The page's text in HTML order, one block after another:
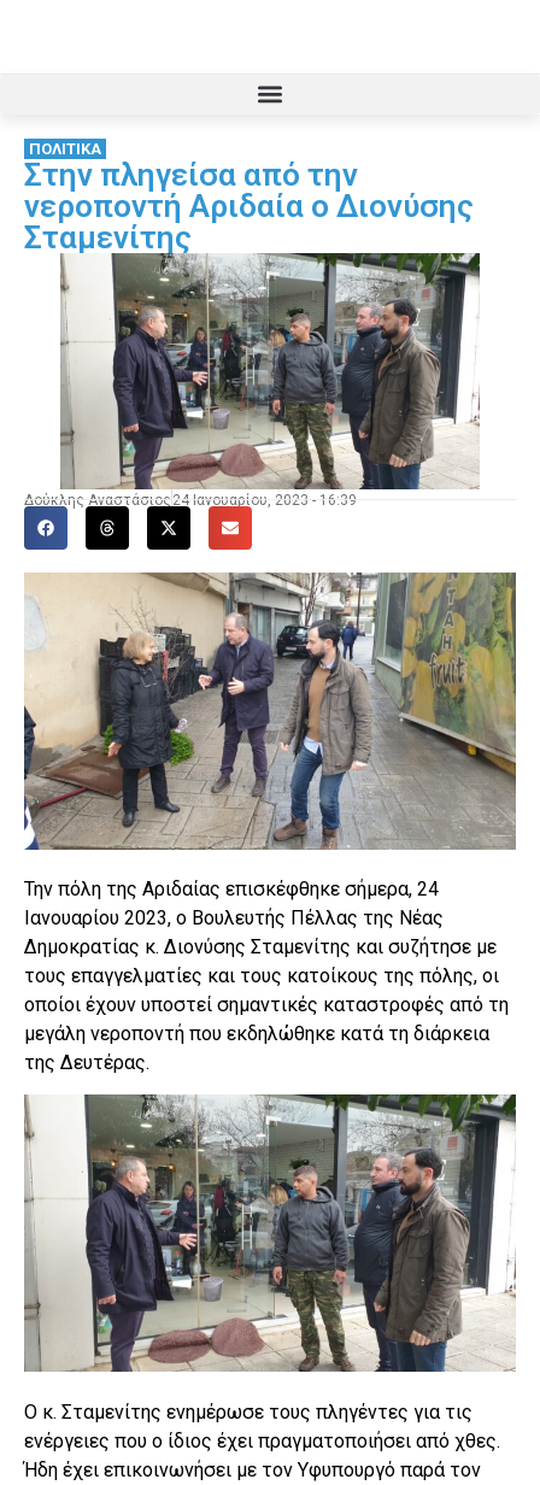
ΠΟΛΙΤΙΚΑ
Στην πληγείσα από την
νεροποντή Αριδαία ο Διονύσης
Σταμενίτης
Δούκλης Αναστάσιος 24 Ιανουαρίου, 2023 - 16:39
Την πόλη της Αριδαίας επισκέφθηκε σήμερα, 24
Ιανουαρίου 2023, ο Βουλευτής Πέλλας της Νέας
Δημοκρατίας κ. Διονύσης Σταμενίτης και συζήτησε με
τους επαγγελματίες και τους κατοίκους της πόλης, οι
οποίοι έχουν υποστεί σημαντικές καταστροφές από τη
μεγάλη νεροποντή που εκδηλώθηκε κατά τη διάρκεια
της Δευτέρας.
Ο κ. Σταμενίτης ενημέρωσε τους πληγέντες για τις
ενέργειες που ο ίδιος έχει πραγματοποιήσει από χθες.
Ήδη έχει επικοινωνήσει με τον Υφυπουργό παρά τον